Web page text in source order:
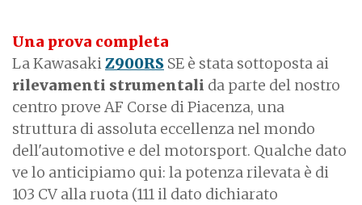
Una prova completa
La KawasakiZ900RS SE è stata sottoposta ai
rilevamenti strumentali da parte del nostro
centro prove AF Corse di Piacenza, una
struttura di assoluta eccellenza nel mondo
dell'automotive e del motorsport. Qualche dato
ve lo anticipiamo qui: la potenza rilevata è di
103 CV alla ruota (111 il dato dichiarato